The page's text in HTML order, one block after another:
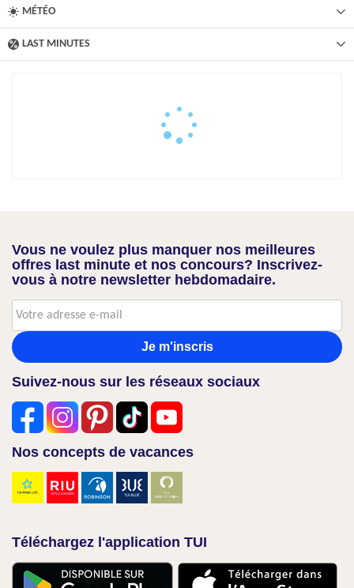
MÉTÉO
LAST MINUTES
Vous ne voulez plus manquer nos meilleures
offres last minute et nos concours? Inscrivez-
vous à notre newsletter hebdomadaire.
Je m'inscris
Suivez-nous sur les réseaux sociaux
Nos concepts de vacances
Téléchargez l'application TUI